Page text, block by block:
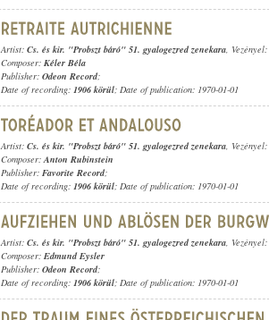
Artist: Cs. és kir. "Probszt báró" 51. gyalogezred zenekara, Vezényel:
Composer: Kéler Béla
Publisher: Odeon Record;
Date of recording: 1906 körül; Date of publication: 1970-01-01
Artist: Cs. és kir. "Probszt báró" 51. gyalogezred zenekara, Vezényel:
Composer:Anton Rubinstein
Publisher: Favorite Record;
Date of recording: 1906 körül; Date of publication: 1970-01-01
Artist: Cs. és kir. "Probszt báró" 51. gyalogezred zenekara, Vezényel:
Composer: Edmund Eysler
Publisher: Odeon Record;
Date of recording: 1906 körül; Date of publication: 1970-01-01